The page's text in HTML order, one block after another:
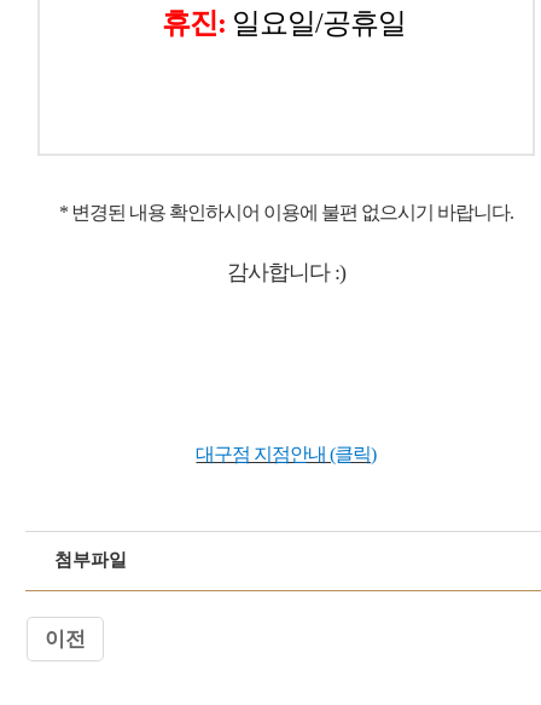
휴진: 일요일/공휴일
​* 변경된 내용 확인하시어 이용에 불편 없으시기 바랍니다.
감사합니다 :)
대구점 지점안내 (클릭)
첨부파일
이전